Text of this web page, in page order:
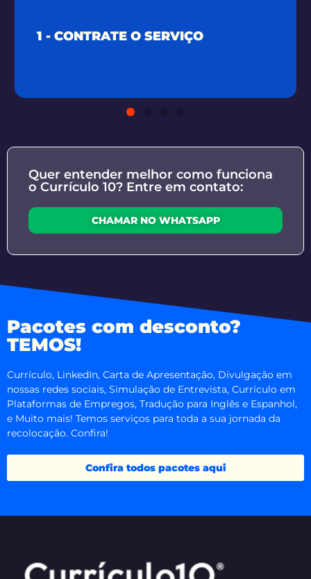
1 - CONTRATE O SERVIÇO
Quer entender melhor como funciona
o Currículo 10? Entre em contato:
CHAMAR NO WHATSAPP
Pacotes com desconto?
TEMOS!
Currículo, LinkedIn, Carta de Apresentação, Divulgação em
nossas redes sociais, Simulação de Entrevista, Currículo em
Plataformas de Empregos, Tradução para Inglês e Espanhol,
e Muito mais! Temos serviços para toda a sua jornada da
recolocação. Confira!
Confira todos pacotes aqui